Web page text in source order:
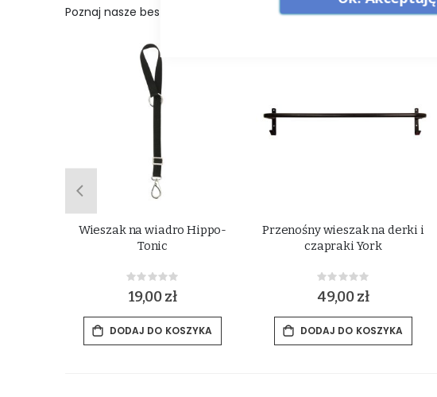
Poznaj nasze bestsellery:
Wieszak na wiadro Hippo-
Tonic
Rating:
0%
19,00 zł
DODAJ DO KOSZYKA
Przenośny wieszak na derki i
czapraki York
Rating:
0%
49,00 zł
DODAJ DO KOSZYKA